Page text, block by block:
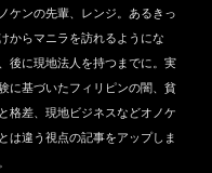
ケンの先輩、レンジ。あるきっ
からマニラを訪れるようにな
後に現地法人を持つまでに。実
に基づいたフィリピンの闇、貧
格差、現地ビジネスなどオノケ
は違う視点の記事をアップしま